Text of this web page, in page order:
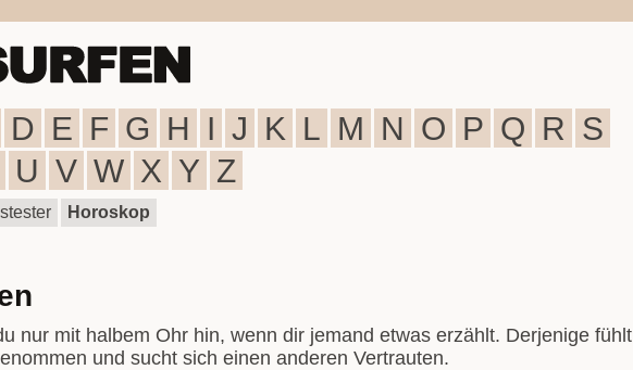
D E F G H I J K L M N O P Q R S
U V W X Y Z
Horoskop
nur mit halbem Ohr hin, wenn dir jemand etwas erzählt. Derjenige fühlt
und sucht sich einen anderen Vertrauten.